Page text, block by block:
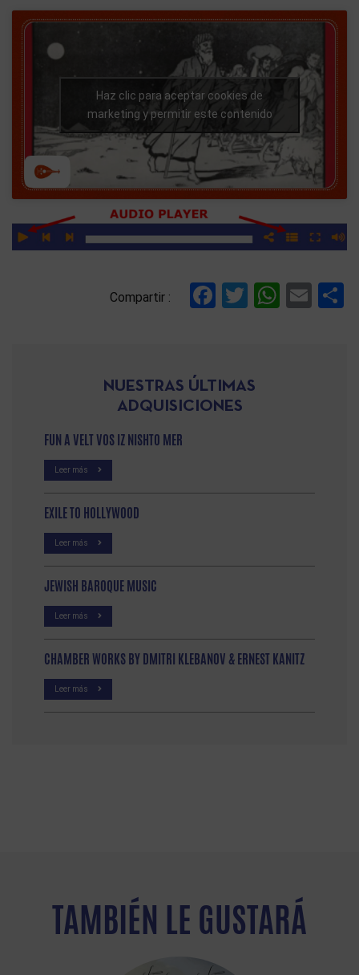
Haz clic para aceptar cookies de
marketing y permitir este contenido
Compartir : Facebook
Twitter
NUESTRAS ÚLTIMAS
ADQUISICIONES
FUN A VELT VOS IZ NISHTO MER
Leer más
EXILE TO HOLLYWOOD
Leer más
JEWISH BAROQUE MUSIC
Leer más
CHAMBER WORKS BY DMITRI KLEBANOV & ERNEST KANITZ
Leer más
TAMBIÉN LE GUSTARÁ